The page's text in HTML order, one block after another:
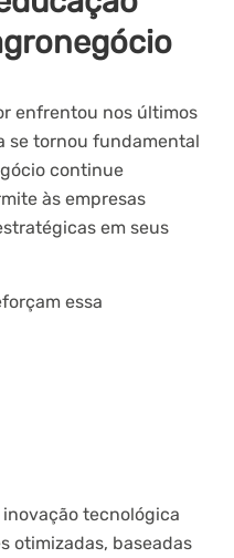
enfrentou nos últimos
se tornou fundamental
continue
às empresas
em seus
essa
tecnológica
otimizadas, baseadas